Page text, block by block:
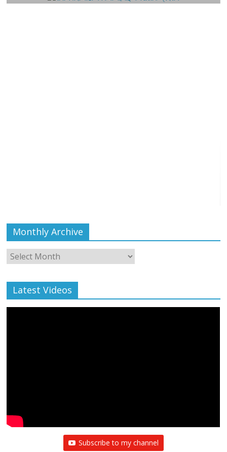
Monthly Archive
Monthly
Archive
Latest Videos
Subscribe to my channel